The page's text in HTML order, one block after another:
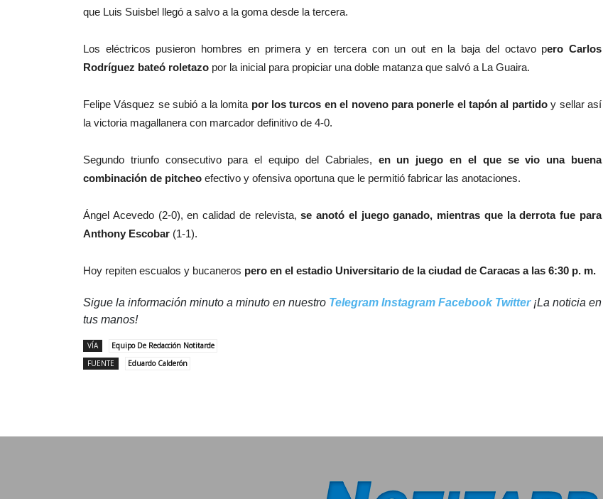
que Luis Suisbel llegó a salvo a la goma desde la tercera.
Los eléctricos pusieron hombres en primera y en tercera con un out en la baja del octavo pero Carlos
Rodríguez bateó roletazo por la inicial para propiciar una doble matanza que salvó a La Guaira.
Felipe Vásquez se subió a la lomita por los turcos en el noveno para ponerle el tapón al partidoy sellar así
la victoria magallanera con marcador definitivo de 4-0.
Segundo triunfo consecutivo para el equipo del Cabriales, en un juego en el que se vio una buena
combinación de pitcheo efectivo y ofensiva oportuna que le permitió fabricar las anotaciones.
Ángel Acevedo (2-0), en calidad de relevista,se anotó el juego ganado, mientras que la derrota fue para
Anthony Escobar (1-1).
Hoy repiten escualos y bucaneros pero en el estadio Universitario de la ciudad de Caracas a las 6:30 p. m.
Sigue la información minuto a minuto en nuestro Telegram Instagram Facebook Twitter¡La noticia en
tus manos!
VÍA
Equipo De Redacción Notitarde
FUENTE
Eduardo Calderón